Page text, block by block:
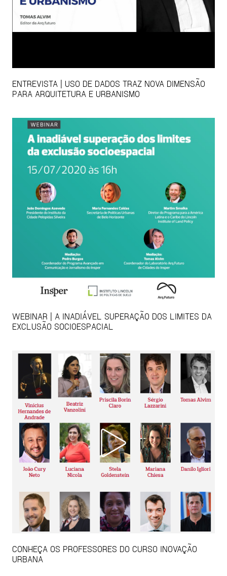
ENTREVISTA | USO DE DADOS TRAZ NOVA DIMENSÃO
PARA ARQUITETURA E URBANISMO
WEBINAR | A INADIÁVEL SUPERAÇÃO DOS LIMITES DA
EXCLUSÃO SOCIOESPACIAL
CONHEÇA OS PROFESSORES DO CURSO INOVAÇÃO
URBANA